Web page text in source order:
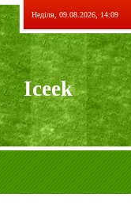
Неділя, 09.08.2026, 14:09
Iceek